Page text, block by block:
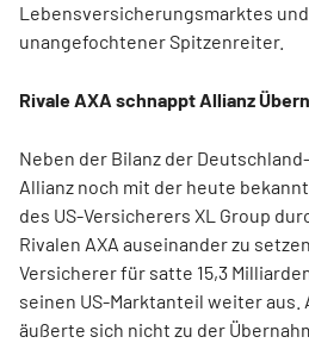
Lebensversicherungsmarktes
unangefochtener Spitzenreiter.
Rivale AXA schnappt Allianz
Neben der Bilanz der
Allianz noch mit der heute
des US-Versicherers XL Group
Rivalen AXA auseinander zu
Versicherer für satte 15,3
seinen US-Marktanteil weiter aus.
äußerte sich nicht zu der